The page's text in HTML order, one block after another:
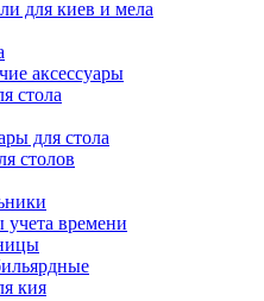
для киев и мела
аксессуары
стола
для стола
столов
времени
кия